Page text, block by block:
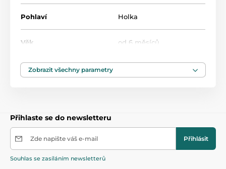
Všechny lahvičky a kelímky Philips Avent jsou
prvky, abyste vytvořili hrnek dokonale přizpůsobený
Pohlaví Holka
Věk od 6 měsíců
Obsah
Zobrazit všechny parametry
Přihlaste se do newsletteru
Zde napište váš e-mail Přihlásit
Souhlas se zasíláním newsletterů